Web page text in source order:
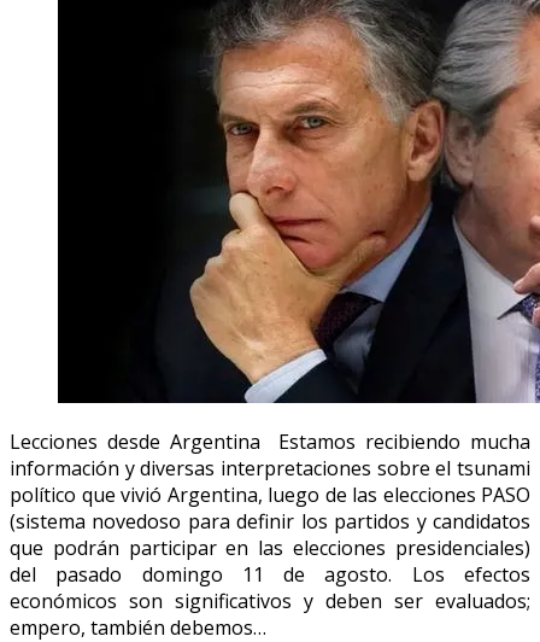
Lecciones desde Argentina Estamos recibiendo mucha
información y diversas interpretaciones sobre el tsunami
político que vivió Argentina, luego de las elecciones PASO
(sistema novedoso para definir los partidos y candidatos
que podrán participar en las elecciones presidenciales)
del pasado domingo 11 de agosto. Los efectos
económicos son significativos y deben ser evaluados;
empero, también debemos…